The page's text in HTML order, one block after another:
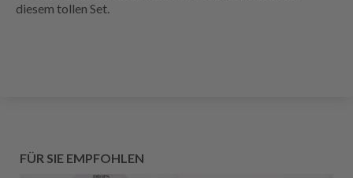
diesem tollen Set.
FÜR SIE EMPFOHLEN